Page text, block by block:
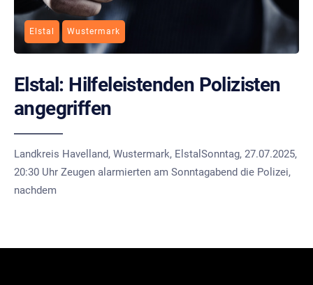
Elstal Wustermark
Elstal: Hilfeleistenden Polizisten
angegriffen
Landkreis Havelland, Wustermark, ElstalSonntag, 27.07.2025,
20:30 Uhr Zeugen alarmierten am Sonntagabend die Polizei,
nachdem